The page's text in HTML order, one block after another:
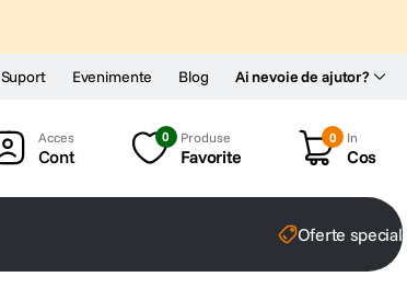
Ai nevoie de ajutor?
Suport Evenimente Blog
Cont
0 Produse
Favorite
0 In
Cos
Oferte